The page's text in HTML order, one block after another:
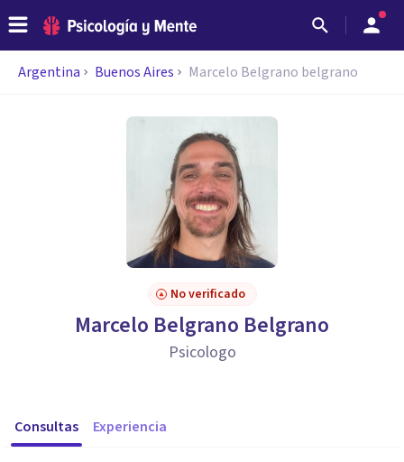
Argentina Buenos Aires Marcelo Belgrano belgrano
No verificado
Marcelo Belgrano Belgrano
Psicologo
Consultas Experiencia